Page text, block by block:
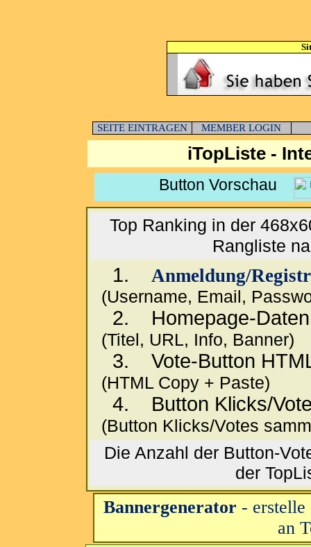
SEITE EINTRAGEN MEMBER LOGIN
iTopListe -
Button Vorschau
Top Ranking in der
Rangliste
1. Anmeldung/
(Username, Email,
2. Homepage-
(Titel, URL, Info, Banner)
3. Vote-Button
(HTML Copy + Paste)
4. Button Klicks/
(Button Klicks/Votes
Die Anzahl der Button-
der
Bannergenerator - erstelle
an